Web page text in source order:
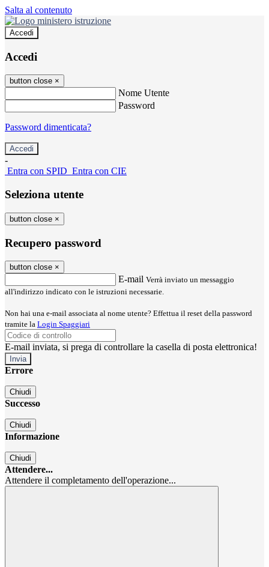
Salta al contenuto
Accedi
Accedi
button close ×
Nome Utente
Password
Password dimenticata?
-
Entra con SPID Entra con CIE
Seleziona utente
button close ×
Recupero password
button close ×
E-mail Verrà inviato un messaggio
all'indirizzo indicato con le istruzioni necessarie.
Non hai una e-mail associata al nome utente? Effettua il reset della password
tramite la Login Spaggiari
E-mail inviata, si prega di controllare la casella di posta elettronica!
Errore
Chiudi
Successo
Chiudi
Informazione
Chiudi
Attendere...
Attendere il completamento dell'operazione...